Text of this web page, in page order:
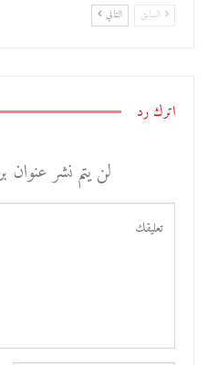
السابق التالي
اترك رد
لن يتم نشر عنوان